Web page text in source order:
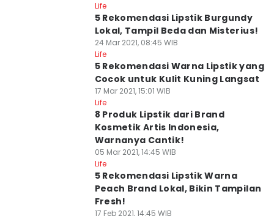
Life
5 Rekomendasi Lipstik Burgundy
Lokal, Tampil Beda dan Misterius!
24 Mar 2021, 08:45 WIB
Life
5 Rekomendasi Warna Lipstik yang
Cocok untuk Kulit Kuning Langsat
17 Mar 2021, 15:01 WIB
Life
8 Produk Lipstik dari Brand
Kosmetik Artis Indonesia,
Warnanya Cantik!
05 Mar 2021, 14:45 WIB
Life
5 Rekomendasi Lipstik Warna
Peach Brand Lokal, Bikin Tampilan
Fresh!
17 Feb 2021, 14:45 WIB